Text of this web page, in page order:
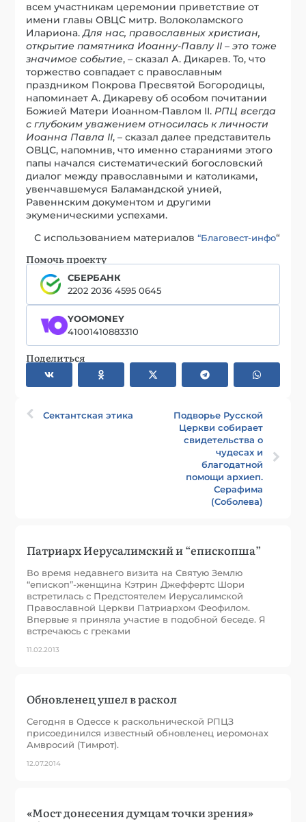
всем участникам церемонии приветствие от
имени главы ОВЦС митр. Волоколамского
Илариона.Для нас, православных христиан,
открытие памятника Иоанну-Павлу II – это тоже
значимое событие, – сказал А. Дикарев. То, что
торжество совпадает с православным
праздником Покрова Пресвятой Богородицы,
напоминает А. Дикареву об особом почитании
Божией Матери Иоанном-Павлом II.РПЦ всегда
с глубоким уважением относилась к личности
Иоанна Павла II, – сказал далее представитель
ОВЦС, напомнив, что именно стараниями этого
папы начался систематический богословский
диалог между православными и католиками,
увенчавшемуся Баламандской унией,
Равеннским документом и другими
экуменическими успехами.
С использованием материалов “Благовест-инфо“
Помочь проекту
СБЕРБАНК
2202 2036 4595 0645
YOOMONEY
41001410883310
Поделиться
Сектантская этика
Подворье Русской
Церкви собирает
свидетельства о
чудесах и
благодатной
помощи архиеп.
Серафима
(Соболева)
Патриарх Иерусалимский и “епископша”
Во время недавнего визита на Святую Землю
“епископ”-женщина Кэтрин Джеффертс Шори
встретилась с Предстоятелем Иерусалимской
Православной Церкви Патриархом Феофилом.
Впервые я приняла участие в подобной беседе. Я
встречаюсь с греками
11.02.2013
Обновленец ушел в раскол
Сегодня в Одессе к раскольнической РПЦЗ
присоединился известный обновленец иеромонах
Амвросий (Тимрот).
12.07.2014
«Мост донесения думцам точки зрения»